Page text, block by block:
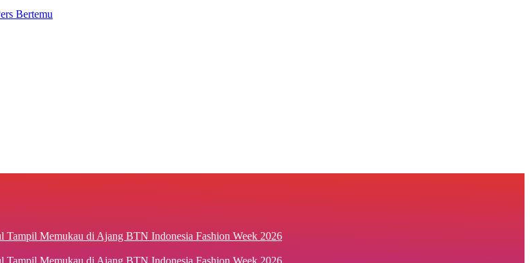
Bertemu
Memukau di Ajang BTN Indonesia Fashion Week 2026